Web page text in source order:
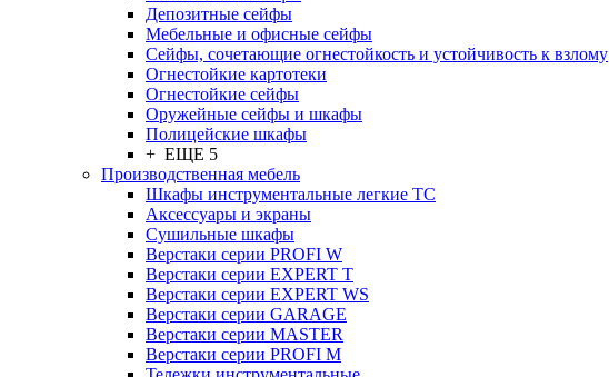
Депозитные сейфы
Мебельные и офисные сейфы
Сейфы, сочетающие огнестойкость и устойчивость к взлому
Огнестойкие картотеки
Огнестойкие сейфы
Оружейные сейфы и шкафы
Полицейские шкафы
+ ЕЩЕ 5
Производственная мебель
Шкафы инструментальные легкие ТС
Аксессуары и экраны
Cушильные шкафы
Верстаки серии PROFI W
Верстаки серии EXPERT T
Верстаки серии EXPERT WS
Верстаки серии GARAGE
Верстаки серии MASTER
Верстаки серии PROFI M